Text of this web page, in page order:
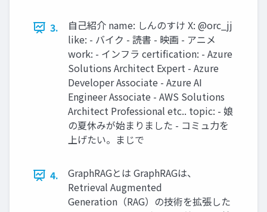
3.
自己紹介 name: しんのすけ X: @orc_jj
like: - バイク - 読書 - 映画 - アニメ
work: - インフラ certification: - Azure
Solutions Architect Expert - Azure
Developer Associate - Azure AI
Engineer Associate - AWS Solutions
Architect Professional etc.. topic: - 娘
の夏休みが始まりました - コミュ力を
上げたい。まじで
4.
GraphRAGとは GraphRAGは、
Retrieval Augmented
Generation（RAG）の技術を拡張した